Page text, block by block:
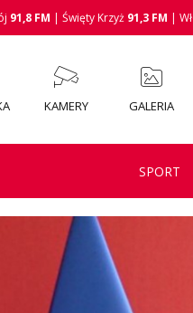
91,8 FM | Święty Krzyż 91,3 FM |
KAMERY GALERIA
SPORT